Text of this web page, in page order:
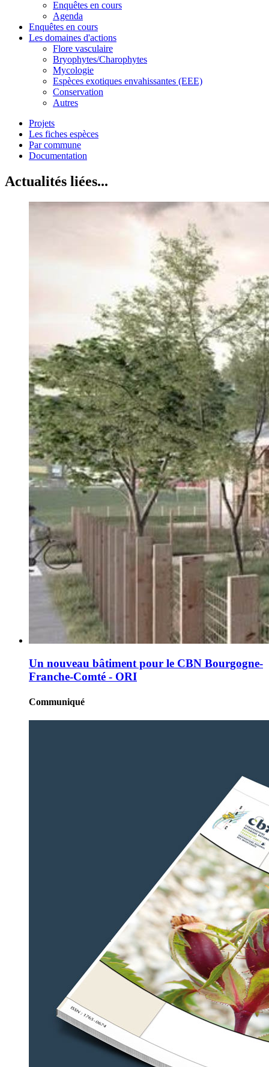
Enquêtes en cours
Agenda
Enquêtes en cours
Les domaines d'actions
Flore vasculaire
Bryophytes/Charophytes
Mycologie
Espèces exotiques envahissantes (EEE)
Conservation
Autres
Projets
Les fiches espèces
Par commune
Documentation
Actualités liées...
Un nouveau bâtiment pour le CBN Bourgogne-
Franche-Comté - ORI
Communiqué